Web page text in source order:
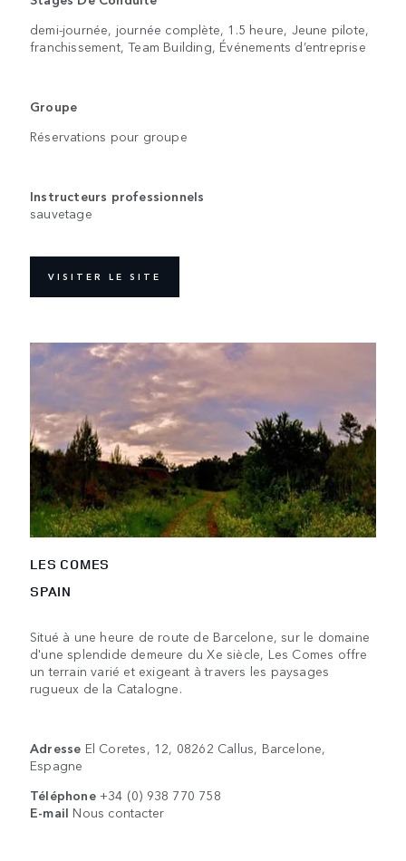
demi-journée, journée complète, 1.5 heure, Jeune pilote,
franchissement, Team Building, Événements d’entreprise
Groupe
Réservations pour groupe
Instructeurs professionnels
sauvetage
VISITER LE SITE
LES COMES
SPAIN
Situé à une heure de route de Barcelone, sur le domaine
d'une splendide demeure du Xe siècle, Les Comes offre
un terrain varié et exigeant à travers les paysages
rugueux de la Catalogne.
Adresse El Coretes, 12, 08262 Callus, Barcelone,
Espagne
Téléphone +34 (0) 938 770 758
E-mail Nous contacter